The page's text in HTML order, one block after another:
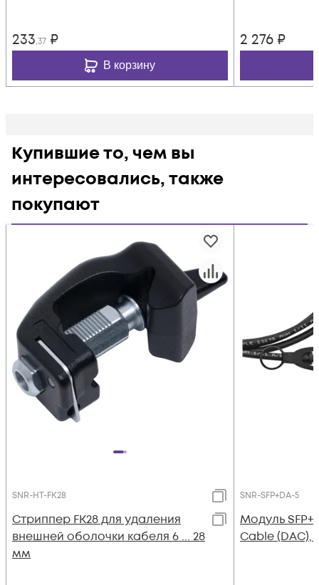
233,37 ₽
В корзину
2 276 ₽
Купившие то, чем вы
интересовались, также
покупают
SNR-HT-FK28
Стриппер FK28 для удаления
внешней оболочки кабеля 6 ... 28
мм
SNR-SFP+DA-5
Модуль
Cable (DAC),